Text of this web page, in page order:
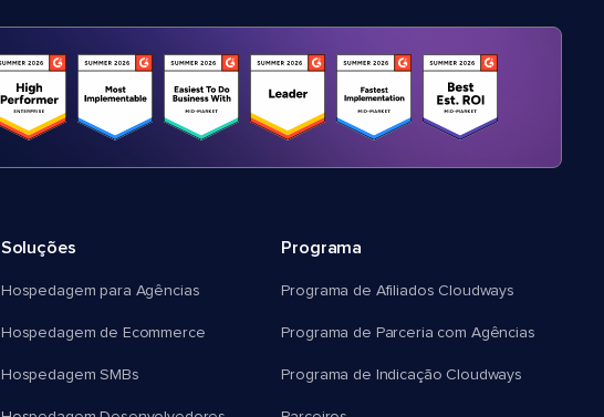
Soluções
Hospedagem para Agências
Hospedagem de Ecommerce
Hospedagem SMBs
Programa
Programa de Afiliados Cloudways
Programa de Parceria com Agências
Programa de Indicação Cloudways